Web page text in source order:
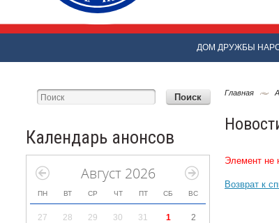
ДОМ ДРУЖБЫ
Календарь анонсов
Август 2026
ПН ВТ СР ЧТ ПТ СБ ВС
27 28 29 30 31 1 2
Главная
Элемент не
Возврат к